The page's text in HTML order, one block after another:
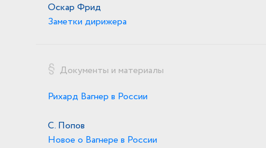
Оскар Фрид
Заметки дирижера
Документы и материалы
Рихард Вагнер в России
С. Попов
Новое о Вагнере в России